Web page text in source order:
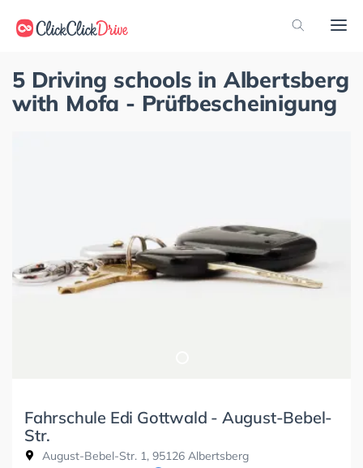
5 Driving schools in Albertsberg
with Mofa - Prüfbescheinigung
Fahrschule Edi Gottwald - August-Bebel-
Str.
August-Bebel-Str. 1, 95126 Albertsberg